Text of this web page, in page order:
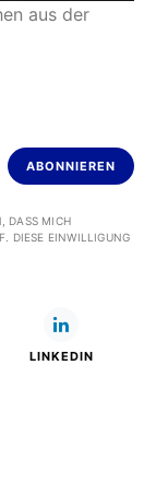
aus der
ABONNIEREN
DASS MICH
DIESE EINWILLIGUNG
LINKEDIN